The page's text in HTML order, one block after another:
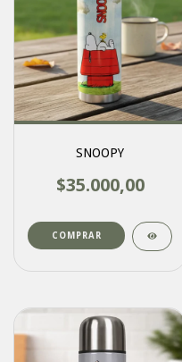
SNOOPY
$35.000,00
COMPRAR